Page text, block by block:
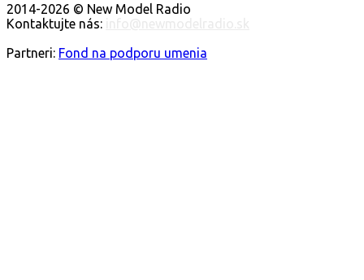
2014-2026 © New Model Radio
Kontaktujte nás:
Partneri: Fond na podporu umenia